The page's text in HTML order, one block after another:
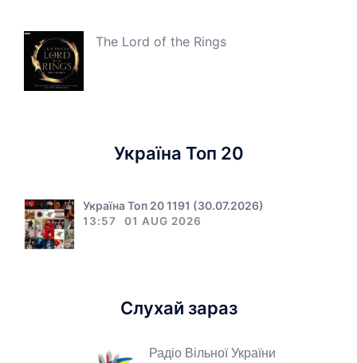
The Lord of the Rings
Україна Топ 20
Україна Топ 20 1191 (30.07.2026)
13:57 01 AUG 2026
Слухай зараз
Радіо Вільної України